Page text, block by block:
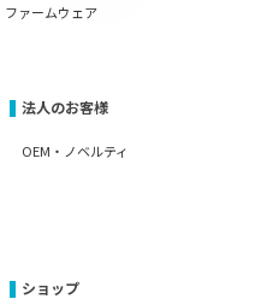
ファームウェア
法人のお客様
OEM・ノベルティ
ショップ